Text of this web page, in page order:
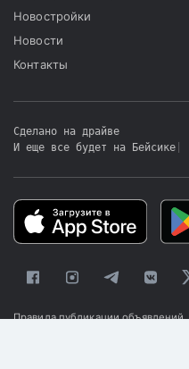
Новостройки
Новости
Контакты
Сделано на драйве
И еще все будет на Бейсике
Правила публикации объявлений